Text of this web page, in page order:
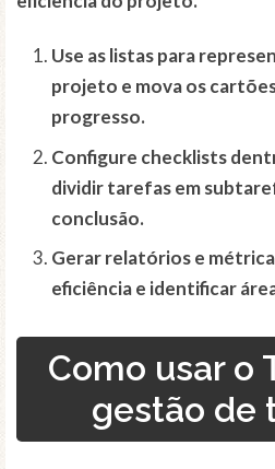
Use as listas para
projeto e mova os
progresso.
Configure checklists
dividir tarefas em
conclusão.
Gerar relatórios e
eficiência e identificar
Como usar o
gestão de